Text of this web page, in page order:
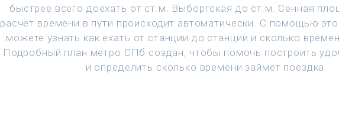
быстрее всего доехать от ст.м. Выборгская до ст.м. Сенная
расчёт времени в пути происходит автоматически. С помощью
можете узнать как ехать от станции до станции и сколько
Подробный план метро СПб создан, чтобы помочь построить
и определить сколько времени займёт поездка.